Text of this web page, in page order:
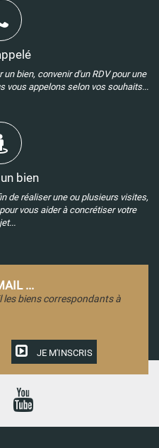
bien, convenir d'un RDV pour une
vous appelons selon vos souhaits...
bien
de réaliser une ou plusieurs visites,
vous aider à concrétiser votre
...
les biens correspondants à
JE M'INSCRIS